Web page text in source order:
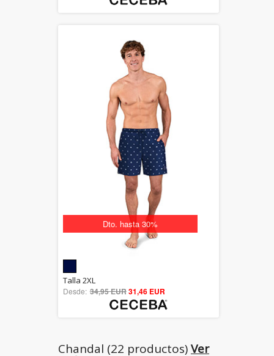
Dto. hasta 30%
out of 5
Talla 2XL
Desde: 34,95 EUR31,46 EUR
Chandal (22 productos)Ver